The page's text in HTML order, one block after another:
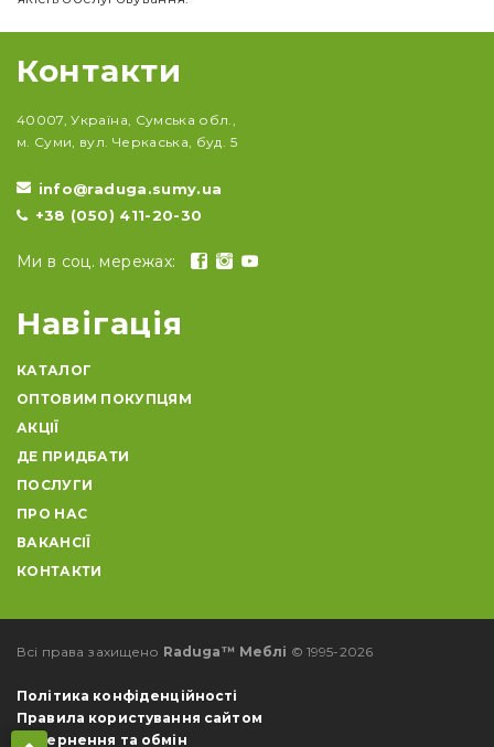
Контакти
40007, Україна, Сумська обл.,
м. Суми, вул. Черкаська, буд. 5
info@raduga.sumy.ua
+38 (050) 411-20-30
Ми в соц. мережах:
Навігація
КАТАЛОГ
ОПТОВИМ ПОКУПЦЯМ
АКЦІЇ
ДЕ ПРИДБАТИ
ПОСЛУГИ
ПРО НАС
ВАКАНСІЇ
КОНТАКТИ
Всі права захищено Raduga™ Меблі © 1995-2026
Політика конфіденційності
Правила користування сайтом
Повернення та обмін